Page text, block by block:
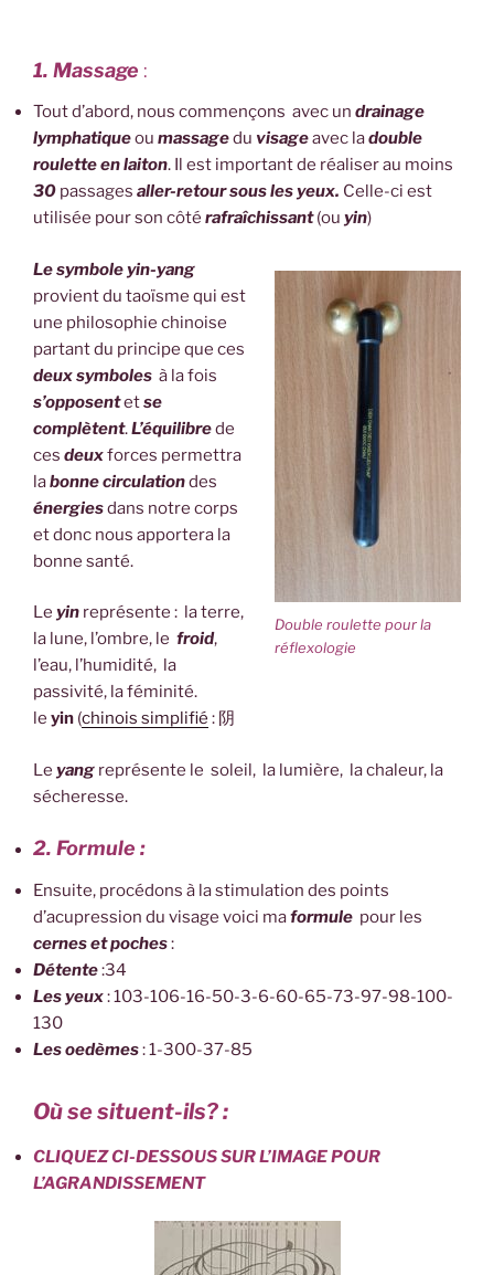
1. Massage :
Tout d’abord, nous commençons avec un drainage
lymphatiqueou massagedu visageavec ladouble
roulette en laiton. Il est important de réaliser au moins
30 passages aller-retour sous les yeux. Celle-ci est
utilisée pour son côté rafraîchissant(ou yin)
Double roulette pour la
réflexologie
Le symbole yin-yang
provient du taoïsme qui est
une philosophie chinoise
partant du principe que ces
deux symboles à la fois
s’opposentetse
complètent.L’équilibrede
ces deuxforces permettra
labonne circulationdes
énergiesdans notre corps
et donc nous apportera la
bonne santé.
Le yin représente : la terre,
la lune, l’ombre, le froid,
l’eau, l’humidité, la
passivité, la féminité.
le yin (chinois simplifié : 阴
Le yang représente le soleil, la lumière, la chaleur, la
sécheresse.
2. Formule :
Ensuite, procédons à la stimulation des points
d’acupression du visage voici maformule pour les
cernes et poches:
Détente:34
Les yeux: 103-106-16-50-3-6-60-65-73-97-98-100-
130
Les oedèmes: 1-300-37-85
Où se situent-ils? :
CLIQUEZ CI-DESSOUS SUR L’IMAGE POUR
L’AGRANDISSEMENT